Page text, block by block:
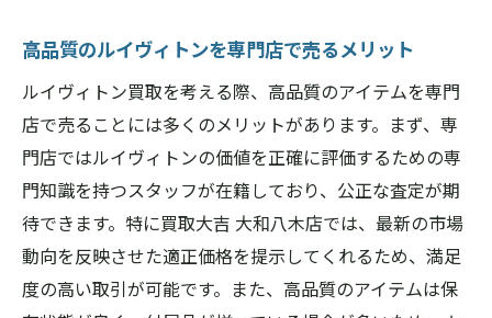
宅配買取サービスの流れとメリット
橿原市での便利なルイヴィトン出張買取の
実例
忙しい方にぴったりの宅配買取サービスの
使い方
口コミで高評価の買取大吉大和八木店のルイヴ
ィトン査定
利用者の口コミで見る大和八木店の評価
高品質のルイヴィトンを専門店で売るメリット
ルイヴィトン買取を考える際、高品質のアイテムを専門
店で売ることには多くのメリットがあります。まず、専
門店ではルイヴィトンの価値を正確に評価するための専
門知識を持つスタッフが在籍しており、公正な査定が期
待できます。特に買取大吉 大和八木店では、最新の市場
動向を反映させた適正価格を提示してくれるため、満足
度の高い取引が可能です。また、高品質のアイテムは保